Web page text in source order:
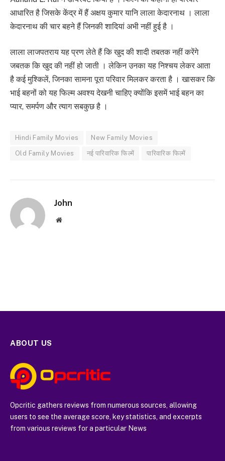
आधारित है जिसके केंद्र में हैं अक्षय कुमार यानि लाला केदारनाथ । लाला
केदारनाथ की चार बहने हैं जिनकी शादियां अभी नहीं हुई है ।
लाला लाजपतराय यह प्रण लेते हैं कि खुद की शादी तबतक नहीं करेंगे
जबतक कि खुद की नहीं हो जाती । लेकिन उनका यह निश्चय लेकर आता
है कई मुश्किलें, जिनका सामना पूरा परिवार मिलकर करता है । खासकर कि
भाई बहनों को यह फिल्म अवश्य देखनी चाहिए क्योंकि इसमें भाई बहन का
प्यार, समर्पण और त्याग सबकुछ है ।
Hindi Family Movies New Family Movies
Old Family Movies नई पारिवारिक फिल्में पारिवारिक फिल्में
John
Website
ABOUT US
Opcritic gathers reviews from numerous sources, allowing
users to see the average score, key statistics, and excerpts
from various reviews for a particular News